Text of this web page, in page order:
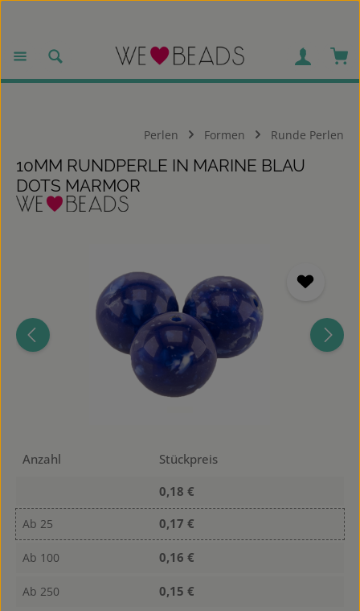
Perlen Formen Runde Perlen
10MM RUNDPERLE IN MARINE BLAU
DOTS MARMOR
Anzahl
Stückpreis
0,18 €
Ab 25 0,17 €
Ab 100 0,16 €
Ab 250 0,15 €